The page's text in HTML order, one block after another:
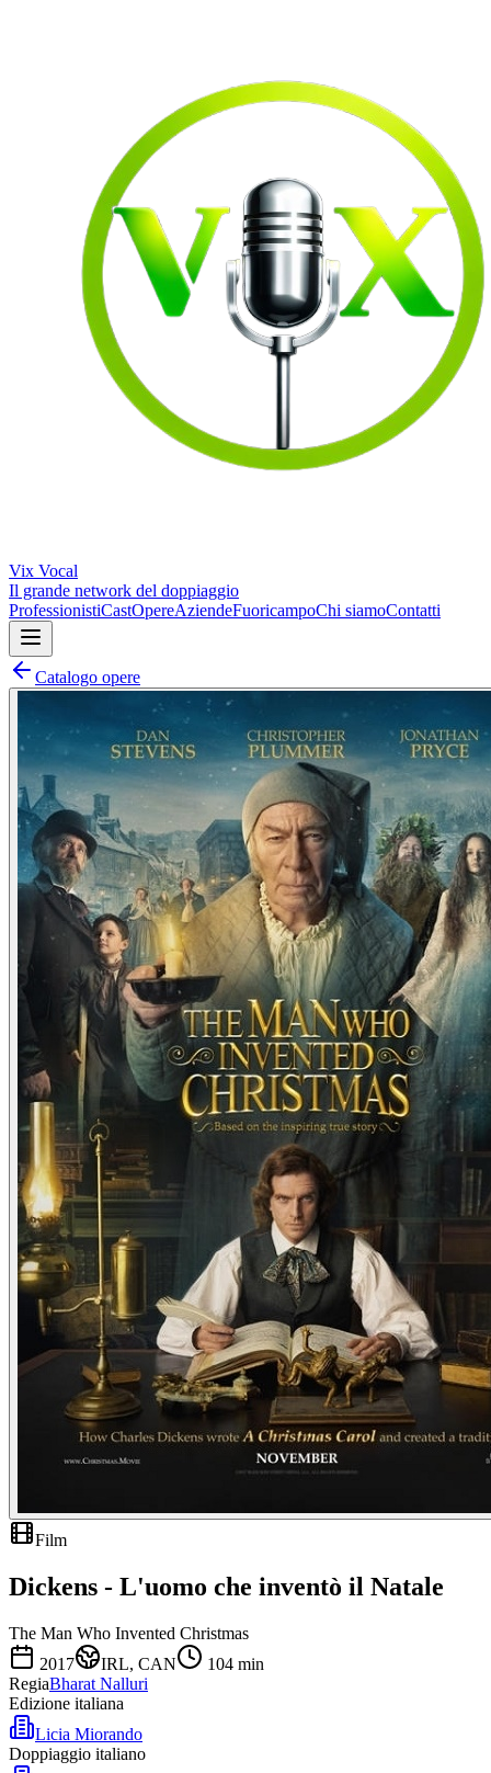
Vix Vocal
Il grande network del doppiaggio
ProfessionistiCastOpereAziendeFuoricampoChi siamoContatti
Catalogo opere
Film
Dickens - L'uomo che inventò il Natale
The Man Who Invented Christmas
2017
IRL, CAN 104 min
RegiaBharat Nalluri
Edizione italiana
Licia Miorando
Doppiaggio italiano